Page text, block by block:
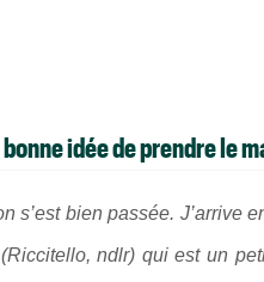
bonne idée de prendre le
s’est bien passée.
ndlr) qui est un